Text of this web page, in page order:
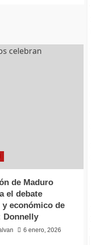
de Maduro
el debate
económico de
Donnelly
6 enero, 2026